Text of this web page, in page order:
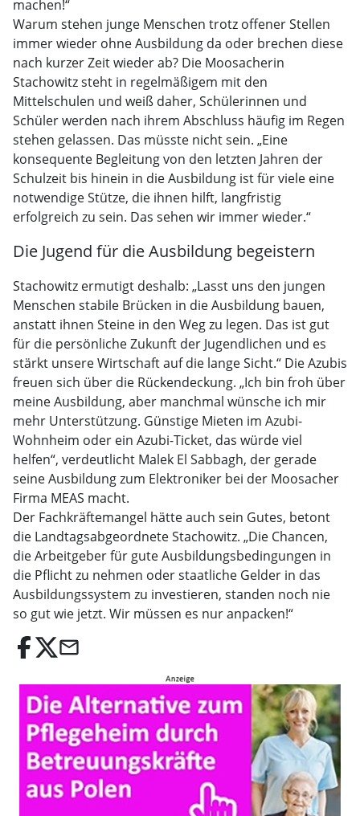
machen!“
Warum stehen junge Menschen trotz offener Stellen
immer wieder ohne Ausbildung da oder brechen diese
nach kurzer Zeit wieder ab? Die Moosacherin
Stachowitz steht in regelmäßigem mit den
Mittelschulen und weiß daher, Schülerinnen und
Schüler werden nach ihrem Abschluss häufig im Regen
stehen gelassen. Das müsste nicht sein. „Eine
konsequente Begleitung von den letzten Jahren der
Schulzeit bis hinein in die Ausbildung ist für viele eine
notwendige Stütze, die ihnen hilft, langfristig
erfolgreich zu sein. Das sehen wir immer wieder.“
Die Jugend für die Ausbildung begeistern
Stachowitz ermutigt deshalb: „Lasst uns den jungen
Menschen stabile Brücken in die Ausbildung bauen,
anstatt ihnen Steine in den Weg zu legen. Das ist gut
für die persönliche Zukunft der Jugendlichen und es
stärkt unsere Wirtschaft auf die lange Sicht.“ Die Azubis
freuen sich über die Rückendeckung. „Ich bin froh über
meine Ausbildung, aber manchmal wünsche ich mir
mehr Unterstützung. Günstige Mieten im Azubi-
Wohnheim oder ein Azubi-Ticket, das würde viel
helfen“, verdeutlicht Malek El Sabbagh, der gerade
seine Ausbildung zum Elektroniker bei der Moosacher
Firma MEAS macht.
Der Fachkräftemangel hätte auch sein Gutes, betont
die Landtagsabgeordnete Stachowitz. „Die Chancen,
die Arbeitgeber für gute Ausbildungsbedingungen in
die Pflicht zu nehmen oder staatliche Gelder in das
Ausbildungssystem zu investieren, standen noch nie
so gut wie jetzt. Wir müssen es nur anpacken!“
email